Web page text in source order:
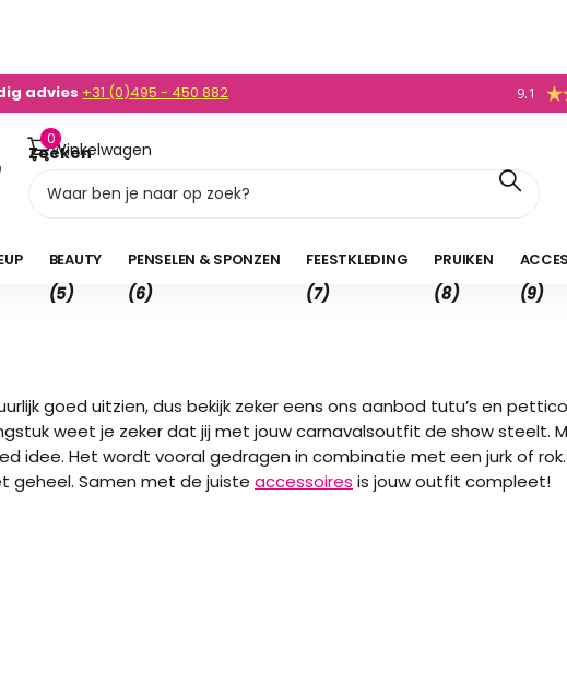
*
(0)495 - 450 882NL v.a. 35,- en BE v.a. 50,- 9.1
Zoeken
Winkelwagen
0
0,00
BEAUTY
(5)
PENSELEN & SPONZEN
(6)
FEESTKLEDING
(7)
PRUIKEN
(8) (9)
goed uitzien, dus bekijk zeker eens ons aanbod tutu’s en
weet je zeker dat jij met jouw carnavalsoutfit de show steelt.
idee. Het wordt vooral gedragen in combinatie met een jurk of rok.
geheel. Samen met de juiste accessoires is jouw outfit compleet!